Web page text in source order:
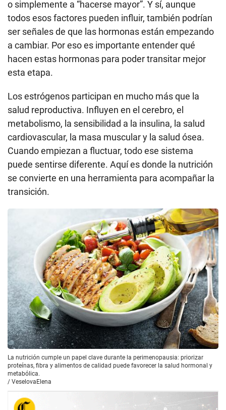
o simplemente a “hacerse mayor”. Y sí, aunque
todos esos factores pueden influir, también podrían
ser señales de que las hormonas están empezando
a cambiar. Por eso es importante entender qué
hacen estas hormonas para poder transitar mejor
esta etapa.
Los estrógenos participan en mucho más que la
salud reproductiva. Influyen en el cerebro, el
metabolismo, la sensibilidad a la insulina, la salud
cardiovascular, la masa muscular y la salud ósea.
Cuando empiezan a fluctuar, todo ese sistema
puede sentirse diferente. Aquí es donde la nutrición
se convierte en una herramienta para acompañar la
transición.
La nutrición cumple un papel clave durante la perimenopausia: priorizar
proteínas, fibra y alimentos de calidad puede favorecer la salud hormonal y
metabólica.
/ VeselovaElena